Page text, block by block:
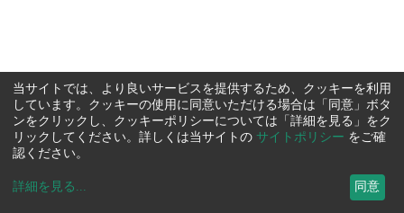
当サイトでは、より良いサービスを提供するため、クッキーを利用
しています。クッキーの使用に同意いただける場合は「同意」ボタ
ンをクリックし、クッキーポリシーについては「詳細を見る」をク
リックしてください。詳しくは当サイトの サイトポリシー をご確
認ください。
詳細を見る ... 同意